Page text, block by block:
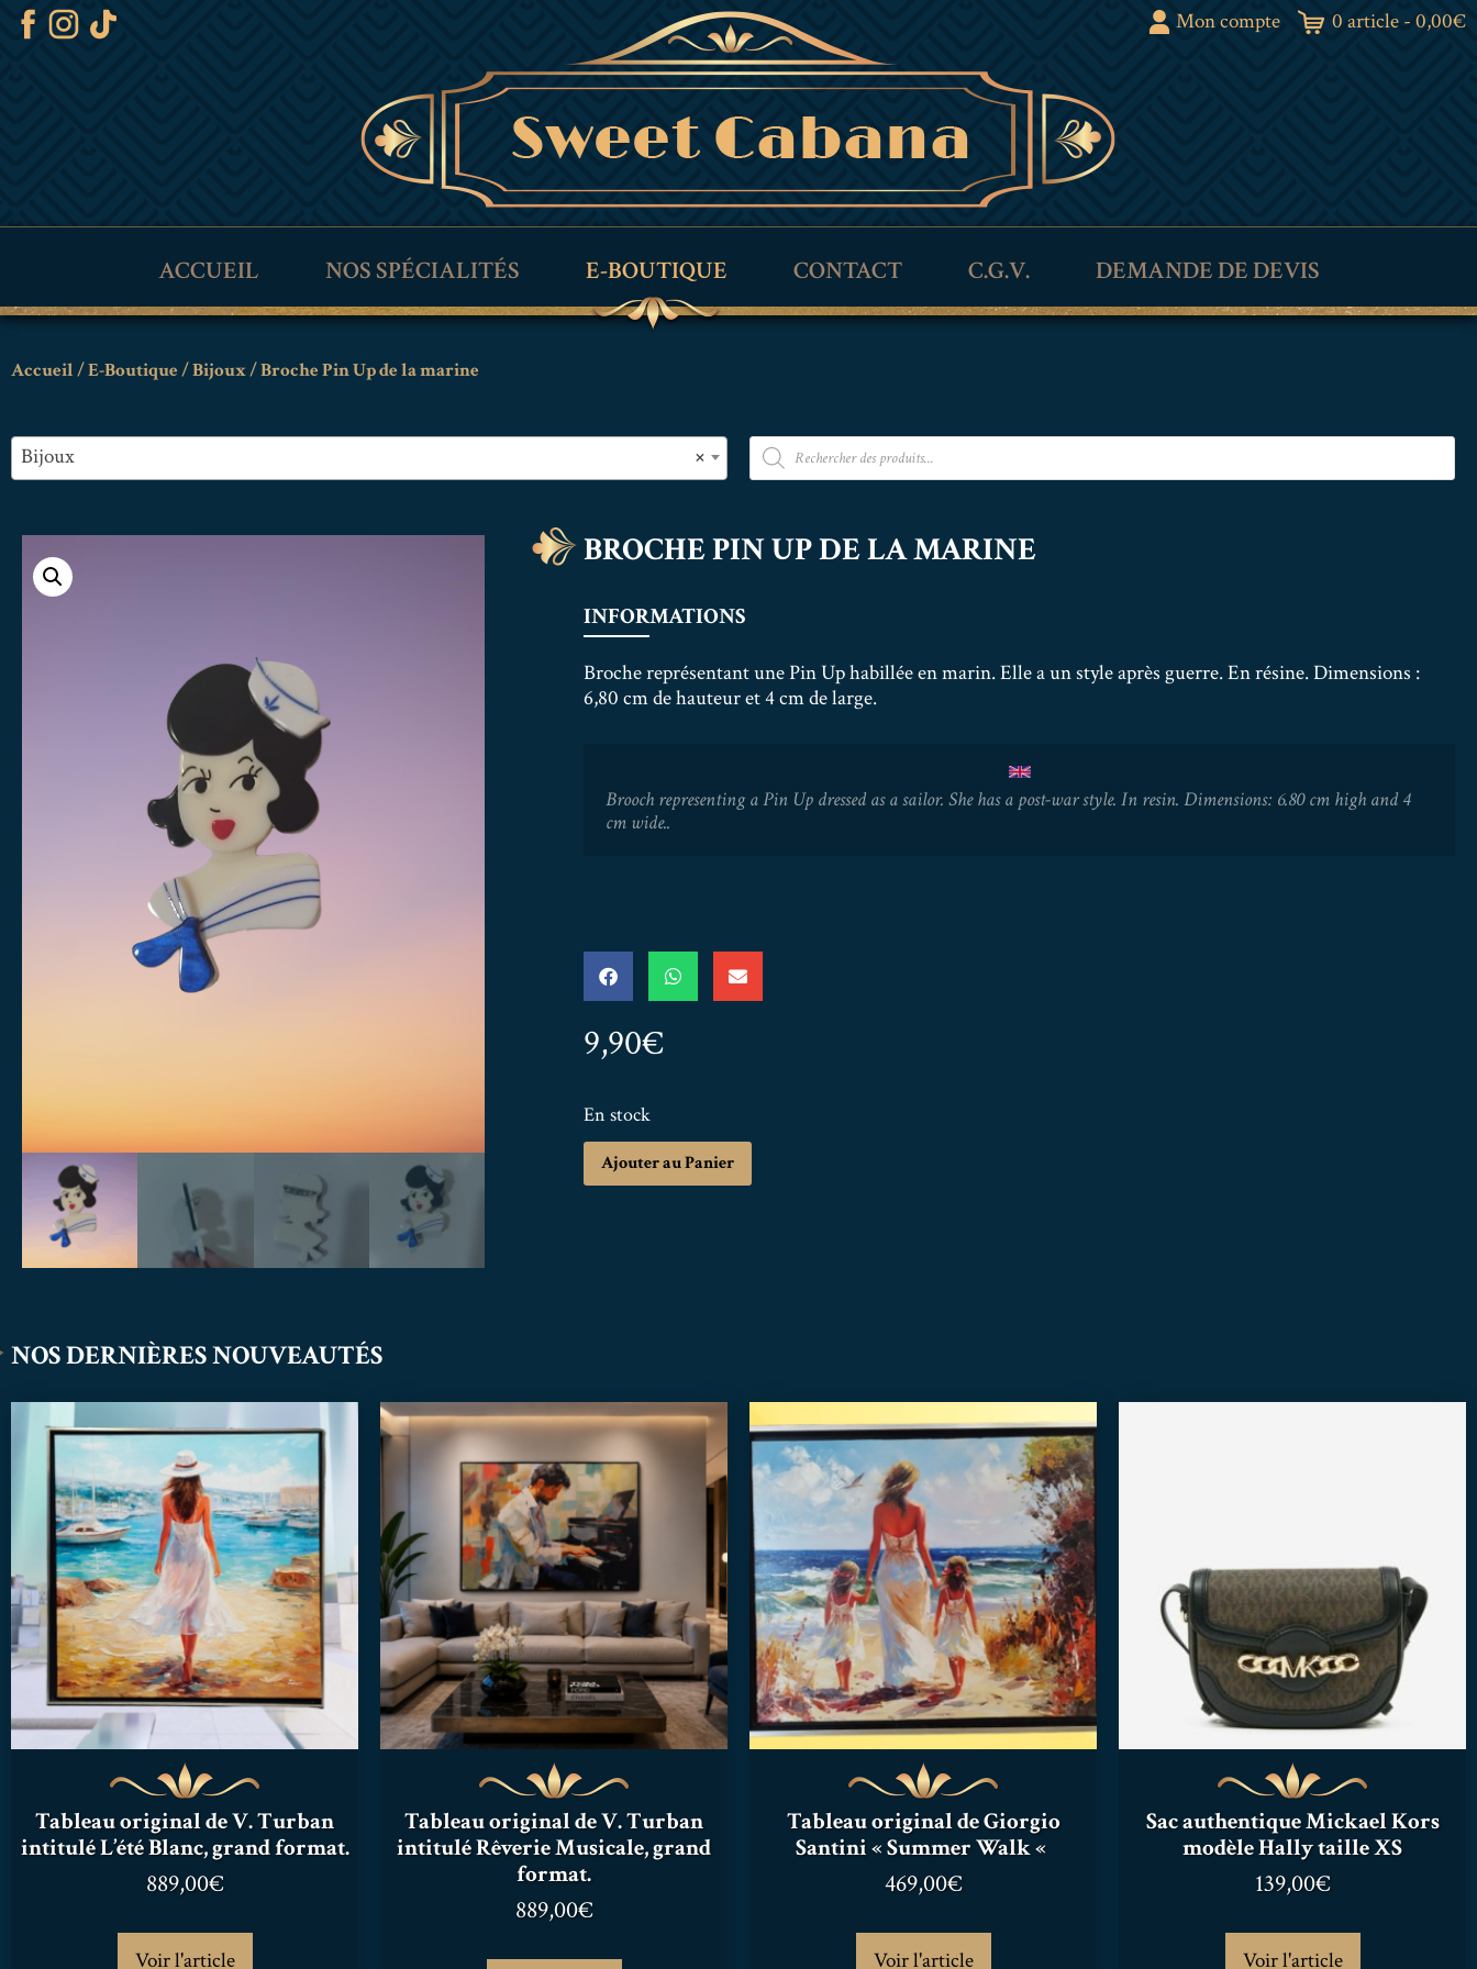
Mon compte 0 article - 0,00€
ACCUEIL NOS SPÉCIALITÉS E-BOUTIQUE CONTACT C.G.V. DEMANDE DE DEVIS
Accueil/E-Boutique/Bijoux/ Broche Pin Up de la marine
×
Bijoux
BROCHE PIN UP DE LA MARINE
INFORMATIONS
Broche représentant une Pin Up habillée en marin. Elle a un style après guerre. En résine. Dimensions :
6,80 cm de hauteur et 4 cm de large.
Brooch representing a Pin Up dressed as a sailor. She has a post-war style. In resin. Dimensions: 6.80 cm high and 4
cm wide..
9,90€
En stock
Ajouter au Panier
NOS DERNIÈRES NOUVEAUTÉS
Tableau original de V. Turban
intitulé L’été Blanc, grand format.
889,00€
Voir l'article
Tableau original de V. Turban
intitulé Rêverie Musicale, grand
format.
889,00€
Tableau original de Giorgio
Santini « Summer Walk «
469,00€
Voir l'article
Sac authentique Mickael Kors
modèle Hally taille XS
139,00€
Voir l'article